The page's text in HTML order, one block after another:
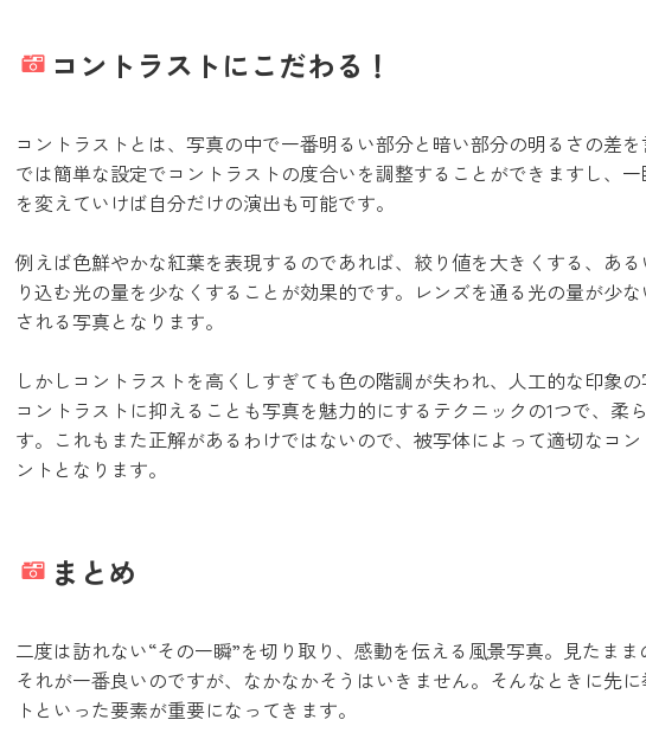
コントラストにこだわる！
コントラストとは、写真の中で一番明るい部分と暗い部分の明るさの差
では簡単な設定でコントラストの度合いを調整することができますし、
を変えていけば自分だけの演出も可能です。
例えば色鮮やかな紅葉を表現するのであれば、絞り値を大きくする、あ
り込む光の量を少なくすることが効果的です。レンズを通る光の量が少
される写真となります。
しかしコントラストを高くしすぎても色の階調が失われ、人工的な印象
コントラストに抑えることも写真を魅力的にするテクニックの1つで、柔
す。これもまた正解があるわけではないので、被写体によって適切なコ
ントとなります。
まとめ
二度は訪れない“その一瞬”を切り取り、感動を伝える風景写真。見たま
それが一番良いのですが、なかなかそうはいきません。そんなときに先
トといった要素が重要になってきます。